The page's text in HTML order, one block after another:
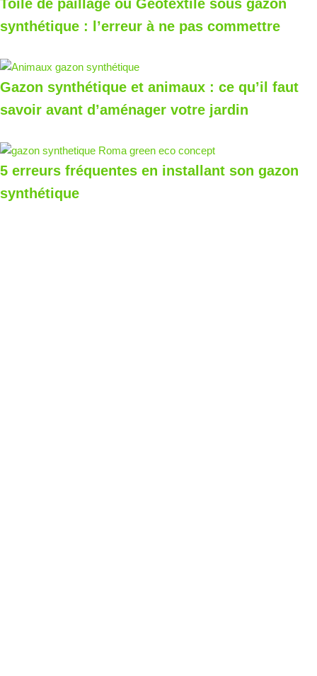
Toile de paillage ou Géotextile sous gazon
synthétique : l’erreur à ne pas commettre
Gazon synthétique et animaux : ce qu’il faut
savoir avant d’aménager votre jardin
5 erreurs fréquentes en installant son gazon
synthétique